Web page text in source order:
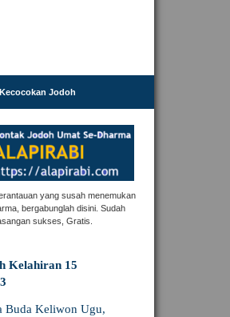
Kecocokan Jodoh
yang susah menemukan
bergabunglah disini. Sudah
sukses, Gratis.
Kelahiran 15
Buda Keliwon Ugu,